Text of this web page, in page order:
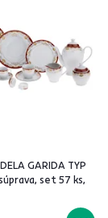
GARIDA TYP
set 57 ks,